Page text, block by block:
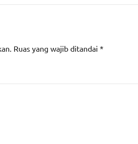
Ruas yang wajib ditandai *